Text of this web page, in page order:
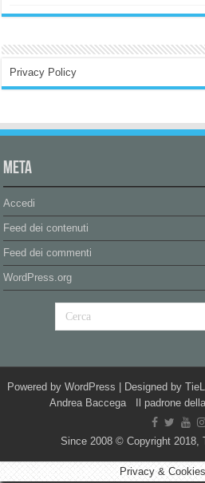
Privacy Policy
Meta
Accedi
Feed dei contenuti
Feed dei commenti
WordPress.org
Powered by WordPress | Designed by
Andrea Baccega Il padrone
Since 2008 © Copyright 2018,
Privacy &